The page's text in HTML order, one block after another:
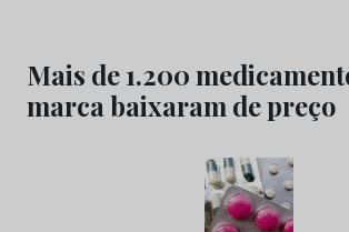
Mais de 1.200
marca baixaram de preço